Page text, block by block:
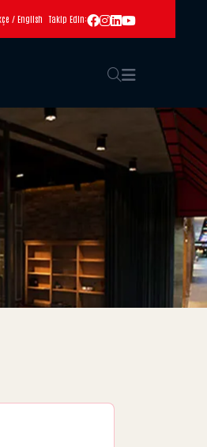
/ English Takip Edin: